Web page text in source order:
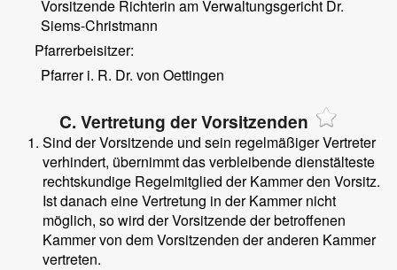
Vorsitzende Richterin am Verwaltungsgericht Dr.
Siems-Christmann
Pfarrerbeisitzer:
Pfarrer i. R. Dr. von Oettingen
C. Vertretung der Vorsitzenden
Sind der Vorsitzende und sein regelmäßiger Vertreter
verhindert, übernimmt das verbleibende dienstälteste
rechtskundige Regelmitglied der Kammer den Vorsitz.
Ist danach eine Vertretung in der Kammer nicht
möglich, so wird der Vorsitzende der betroffenen
Kammer von dem Vorsitzenden der anderen Kammer
vertreten.